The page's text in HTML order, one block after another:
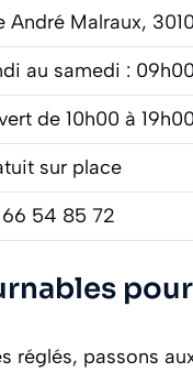
André Malraux,
au samedi :
de 10h00 à 19h00
sur place
54 85 72
réglés, passons